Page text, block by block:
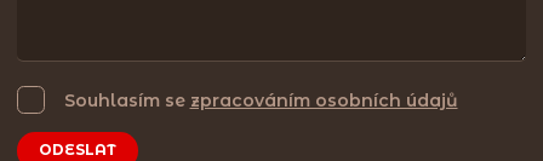
Souhlasím se zpracováním osobních údajů
ODESLAT